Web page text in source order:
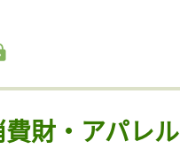
財・アパレル